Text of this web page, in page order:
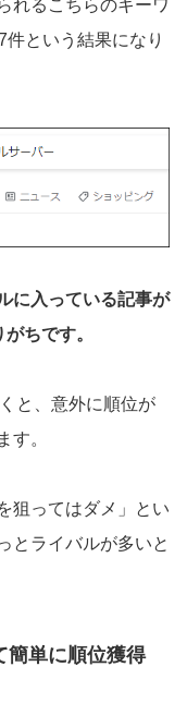
れるこちらのキーワ
という結果になり
に入っている記事が
ちです。
と、意外に順位が
す。
狙ってはダメ」とい
とライバルが多いと
簡単に順位獲得